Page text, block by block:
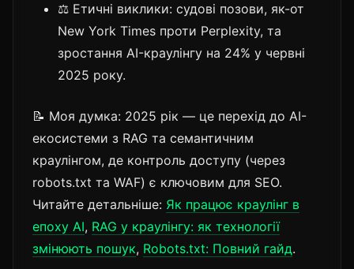
⚖️ Етичні виклики: судові позови, як-от
New York Times проти Perplexity, та
зростання AI-краулінгу на 24% у червні
2025 року.
📝 Моя думка: 2025 рік — це перехід до AI-
екосистеми з RAG та семантичним
краулінгом, де контроль доступу (через
robots.txt та WAF) є ключовим для SEO.
Читайте детальніше: Як працює краулінг в
епоху AI, RAG у краулінгу: як технології
змінюють пошук, Robots.txt: Повний гайд.